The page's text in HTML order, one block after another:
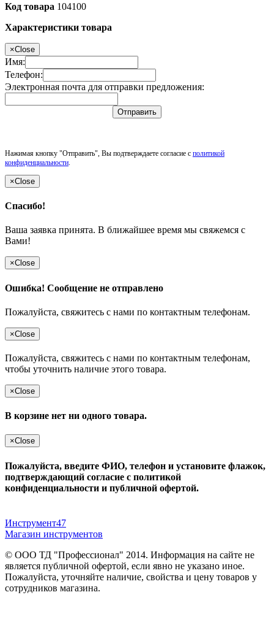
Код товара 104100
Характеристики товара
×Close
Имя:
Телефон:
Электронная почта для отправки предложения:
Отправить
Нажимая кнопку "Отправить", Вы подтверждаете согласие с политикой
конфиденциальности.
×Close
Спасибо!
Ваша заявка принята. В ближайшее время мы свяжемся с
Вами!
×Close
Ошибка! Сообщение не отправлено
Пожалуйста, свяжитесь с нами по контактным телефонам.
×Close
Пожалуйста, свяжитесь с нами по контактным телефонам,
чтобы уточнить наличие этого товара.
×Close
В корзине нет ни одного товара.
×Close
Пожалуйста, введите ФИО, телефон и установите флажок,
подтверждающий согласие с политикой
конфиденциальности и публичной офертой.
Инструмент47
Магазин инструментов
© ООО ТД "Профессионал" 2014. Информация на сайте не
является публичной офертой, если явно не указано иное.
Пожалуйста, уточняйте наличие, свойства и цену товаров у
сотрудников магазина.